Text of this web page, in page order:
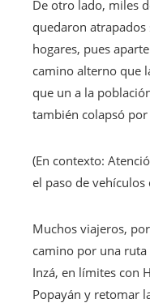
De otro lado, miles
quedaron
hogares, pues
camino alterno que
que un a la
también colapsó
(En contexto:
el paso de vehículos
Muchos viajeros,
camino por una
Inzá, en límites con
Popayán y retomar